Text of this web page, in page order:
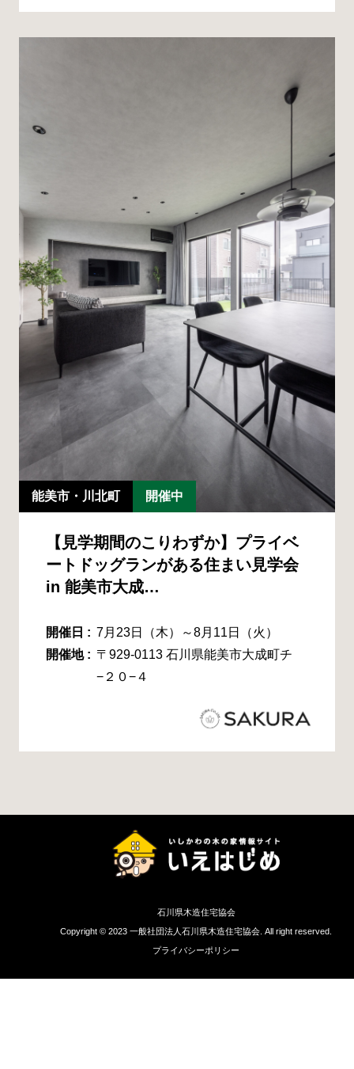
能美市・川北町 開催中
【見学期間のこりわずか】プライベ
ートドッグランがある住まい見学会
in 能美市大成…
開催日 : 7月23日（木）～8月11日（火）
開催地 : 〒929-0113 石川県能美市大成町チ
−２０−４
石川県木造住宅協会
Copyright © 2023 一般社団法人石川県木造住宅協会. All right reserved.
プライバシーポリシー